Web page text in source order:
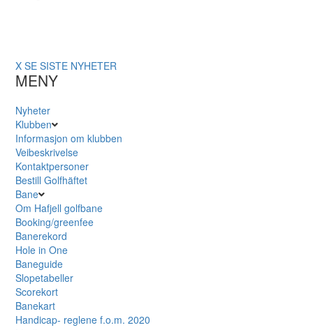
X SE SISTE NYHETER
MENY
Nyheter
Klubben
Informasjon om klubben
Veibeskrivelse
Kontaktpersoner
Bestill Golfhäftet
Bane
Om Hafjell golfbane
Booking/greenfee
Banerekord
Hole in One
Baneguide
Slopetabeller
Scorekort
Banekart
Handicap- reglene f.o.m. 2020